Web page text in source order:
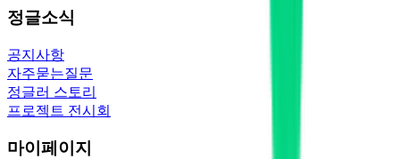
정글소식
공지사항
자주묻는질문
정글러 스토리
프로젝트 전시회
마이페이지